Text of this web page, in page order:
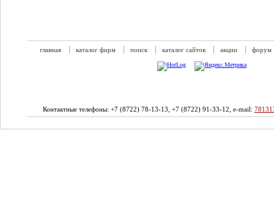
главная каталог фирм поиск каталог сайтов акции форум
Контактные телефоны: +7 (8722) 78-13-13, +7 (8722) 91-33-12, e-mail: